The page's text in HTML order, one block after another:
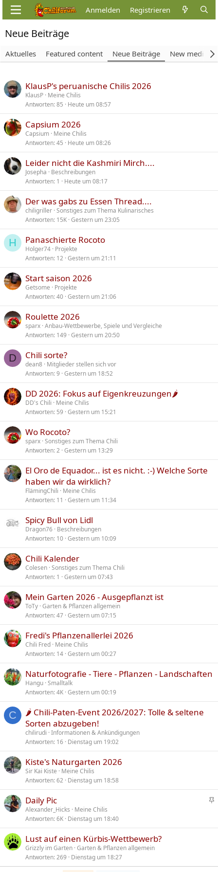
Anmelden Registrieren
Neue Beiträge
Aktuelles Featured content Neue Beiträge New media
KlausP's peruanische Chilis 2026
KlausP Meine Chilis
Antworten 85 Heute um 08:57
Capsium 2026
Capsium Meine Chilis
Antworten 45 Heute um 08:26
Leider nicht die Kashmiri Mirch....
Josepha
Beschreibungen
Antworten 1 Heute um 08:17
Der was gabs zu Essen Thread....
chiligriller Sonstiges zum Thema Kulinarisches
Antworten 15K Gestern um 23:05
H Panaschierte Rocoto
Holger74 Projekte
Antworten 12 Gestern um 21:11
Start saison 2026
Getsome
Projekte
Antworten 40 Gestern um 21:06
Roulette 2026
sparx Anbau-Wettbewerbe, Spiele und Vergleiche
Antworten 149 Gestern um 20:50
D Chili sorte?
dean8 Mitglieder stellen sich vor
Antworten 9 Gestern um 18:52
DD 2026: Fokus auf Eigenkreuzungen🌶️
DD's Chili
Meine Chilis
Antworten 59 Gestern um 15:21
Wo Rocoto?
sparx Sonstiges zum Thema Chili
Antworten 2 Gestern um 13:29
El Oro de Equador... ist es nicht. :-) Welche Sorte
haben wir da wirklich?
FlämingChili
Meine Chilis
Antworten 11 Gestern um 11:34
Spicy Bull von Lidl
Dragon76 Beschreibungen
Antworten 10 Gestern um 10:09
Chili Kalender
Colesen Sonstiges zum Thema Chili
Antworten 1 Gestern um 07:43
Mein Garten 2026 - Ausgepflanzt ist
ToTy Garten & Pflanzen allgemein
Antworten 47 Gestern um 07:15
Fredi's Pflanzenallerlei 2026
Chili Fred Meine Chilis
Antworten 14 Gestern um 00:27
Naturfotografie - Tiere - Pflanzen - Landschaften
Hangu Smalltalk
Antworten 4K Gestern um 00:19
C
🌶️ Chili-Paten-Event 2026/2027: Tolle & seltene
Sorten abzugeben!
chilirudi Informationen & Ankündigungen
Antworten 16 Dienstag um 19:02
Kiste's Naturgarten 2026
Sir Kai Kiste
Meine Chilis
Antworten 62 Dienstag um 18:58
A
e
Daily Pic
Alexander_Hicks
Meine Chilis
Antworten 6K Dienstag um 18:40
Lust auf einen Kürbis-Wettbewerb?
Grizzly im Garten Garten & Pflanzen allgemein
Antworten 269 Dienstag um 18:27